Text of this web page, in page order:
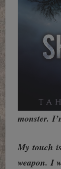
monster.
My touch
weapon.I